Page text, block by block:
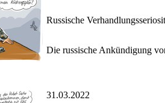
Russische
Die russische Ankündigung
31.03.2022